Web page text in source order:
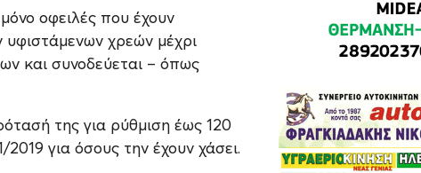
οφειλές που έχουν
υφιστάμενων χρεών μέχρι
και συνοδεύεται – όπως
της για ρύθμιση έως 120
για όσους την έχουν χάσει.